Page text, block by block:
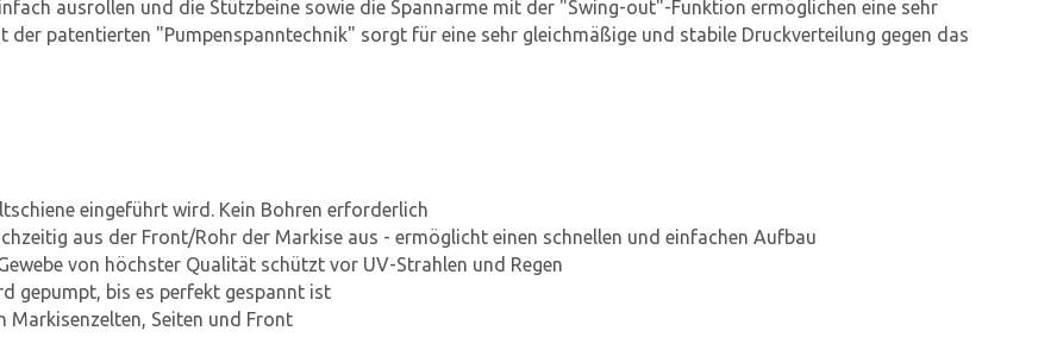
ausrollen und die Stützbeine sowie die Spannarme mit der "Swing-out"-Funktion ermöglichen eine sehr
patentierten "Pumpenspanntechnik" sorgt für eine sehr gleichmäßige und stabile Druckverteilung gegen das
eingeführt wird. Kein Bohren erforderlich
aus der Front/Rohr der Markise aus - ermöglicht einen schnellen und einfachen Aufbau
von höchster Qualität schützt vor UV-Strahlen und Regen
gepumpt, bis es perfekt gespannt ist
Markisenzelten, Seiten und Front